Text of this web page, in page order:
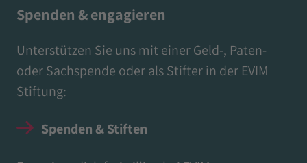
Spenden & engagieren
Unterstützen Sie uns mit einer Geld-, Paten-
oder Sachspende oder als Stifter in der EVIM
Stiftung:
Spenden & Stiften